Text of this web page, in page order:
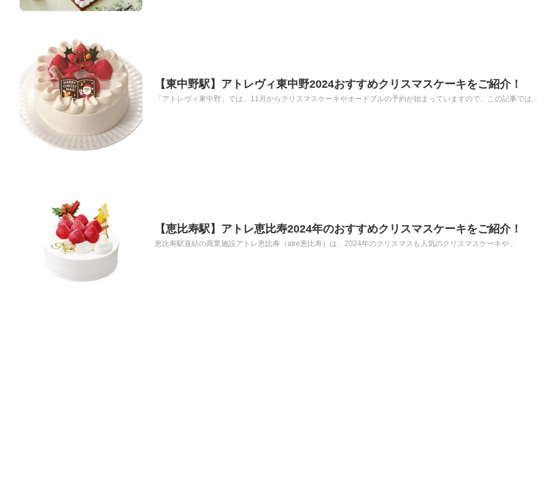
【東中野駅】アトレヴィ東中野2024おすすめクリスマスケーキをご紹介！
「アトレヴィ東中野」では、11月からクリスマスケーキやオードブルの予約が始まっていますので、この記事では...
【恵比寿駅】アトレ恵比寿2024年のおすすめクリスマスケーキをご紹介！
恵比寿駅直結の商業施設アトレ恵比寿（atre恵比寿）は、2024年のクリスマスも人気のクリスマスケーキや...